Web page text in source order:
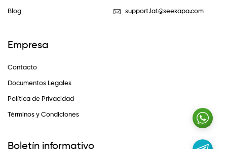
Blog support.lat@seekapa.com
Empresa
Contacto
Documentos Legales
Política de Privacidad
Términos y Condiciones
Boletín informativo